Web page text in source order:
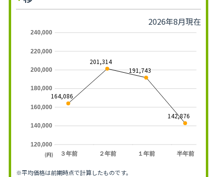
2026年8月現在
３年前 ２年前 １年前 半年前
120,000
140,000
160,000
180,000
200,000
220,000
240,000
164,086
201,314
191,743
142,876
(円)
※平均価格は前期時点で計算したものです。